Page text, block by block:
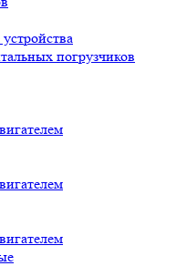
погрузчиков